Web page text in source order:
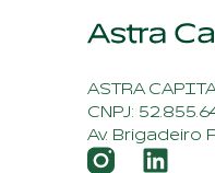
ASTRA
CNPJ:
Av. Brigadeiro